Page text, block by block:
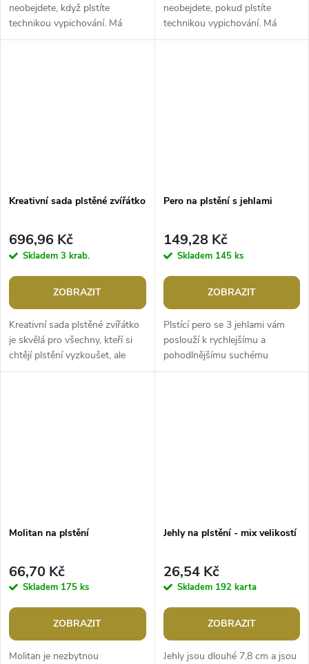
neobejdete, když plstíte
technikou vypichování. Má
praktickou dřevěnou rukojeť, jež
neobejdete, pokud plstíte
technikou vypichování. Má
praktickou plastovou rukojeť,
Kreativní sada plstěné zvířátko
696,96 Kč
Skladem 3 krab.
ZOBRAZIT
Kreativní sada plstěné zvířátko
je skvělá pro všechny, kteří si
chtějí plstění vyzkoušet, ale
potěší i zkušené kreativce, kteří
Pero na plstění s jehlami
149,28 Kč
Skladem 145 ks
ZOBRAZIT
Plstící pero se 3 jehlami vám
poslouží k rychlejšímu a
pohodlnějšímu suchému
plstění. Jehly v peru můžete v
Molitan na plstění
66,70 Kč
Skladem 175 ks
ZOBRAZIT
Molitan je nezbytnou
Jehly na plstění - mix velikostí
26,54 Kč
Skladem 192 karta
ZOBRAZIT
Jehly jsou dlouhé 7,8 cm a jsou